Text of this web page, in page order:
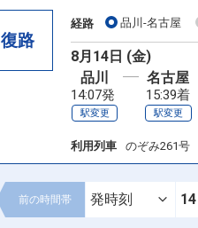
復路
経路 品川-名古屋
8月14日 (金)
品川
14:07発
駅変更
名古屋
15:39着
駅変更
利用列車 のぞみ261号
前の時間帯